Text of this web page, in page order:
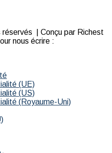
| Conçu par Richest
nous écrire :
(UE)
(US)
(Royaume-Uni)